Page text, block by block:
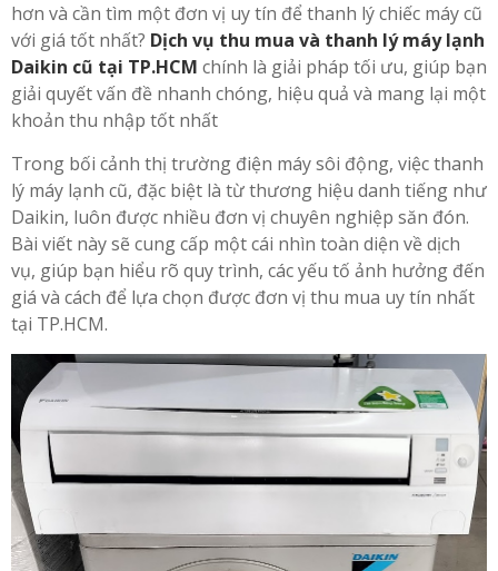
hơn và cần tìm một đơn vị uy tín để thanh lý chiếc máy cũ
với giá tốt nhất? Dịch vụ thu mua và thanh lý máy lạnh
Daikin cũ tại TP.HCM chính là giải pháp tối ưu, giúp bạn
giải quyết vấn đề nhanh chóng, hiệu quả và mang lại một
khoản thu nhập tốt nhất
Trong bối cảnh thị trường điện máy sôi động, việc thanh
lý máy lạnh cũ, đặc biệt là từ thương hiệu danh tiếng như
Daikin, luôn được nhiều đơn vị chuyên nghiệp săn đón.
Bài viết này sẽ cung cấp một cái nhìn toàn diện về dịch
vụ, giúp bạn hiểu rõ quy trình, các yếu tố ảnh hưởng đến
giá và cách để lựa chọn được đơn vị thu mua uy tín nhất
tại TP.HCM.